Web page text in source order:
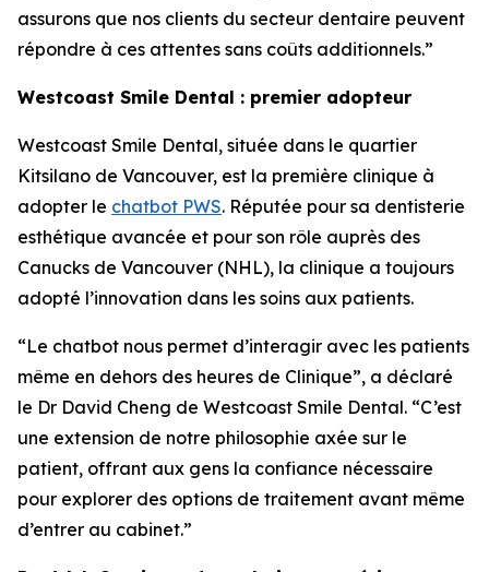
assurons que nos clients du secteur dentaire peuvent
répondre à ces attentes sans coûts additionnels.”
Westcoast Smile Dental : premier adopteur
Westcoast Smile Dental, située dans le quartier
Kitsilano de Vancouver, est la première clinique à
adopter le chatbot PWS. Réputée pour sa dentisterie
esthétique avancée et pour son rôle auprès des
Canucks de Vancouver (NHL), la clinique a toujours
adopté l’innovation dans les soins aux patients.
“Le chatbot nous permet d’interagir avec les patients
même en dehors des heures de Clinique”, a déclaré
le Dr David Cheng de Westcoast Smile Dental. “C’est
une extension de notre philosophie axée sur le
patient, offrant aux gens la confiance nécessaire
pour explorer des options de traitement avant même
d’entrer au cabinet.”